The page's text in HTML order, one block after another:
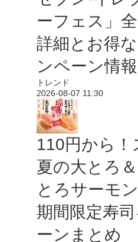
ーフェス」
詳細とお得
ンペーン情報
トレンド
2026-08-07 11:30
110円から！
夏の大とろ
とろサーモ
期間限定寿
ーンまとめ